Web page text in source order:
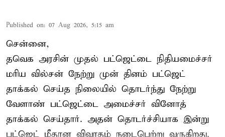
Published on: 07 Aug 2026, 5:15 am
சென்னை,
தவெக அரசின் முதல் பட்ஜெட்டை நிதியமைச்சர்
மரிய வில்சன் நேற்று முன் தினம் பட்ஜெட்
தாக்கல் செய்த நிலையில் தொடர்ந்து நேற்று
வேளாண் பட்ஜெட்டை அமைச்சர் வினோத்
தாக்கல் செய்தார். அதன் தொடர்ச்சியாக இன்று
பட்ஜெட் மீதான விவாதம் நடைபெற்று வருகிறது.